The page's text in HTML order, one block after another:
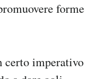
forme
certo imperativo